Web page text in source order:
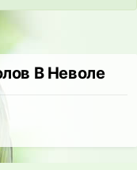
В Неволе